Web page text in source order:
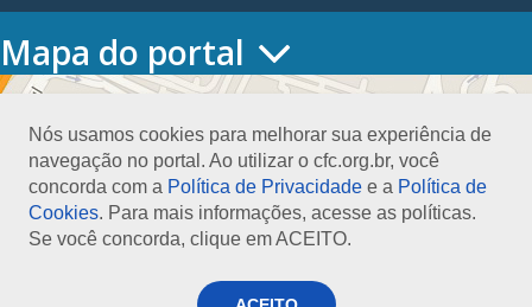
Nós usamos cookies para melhorar sua experiência de
navegação no portal. Ao utilizar o cfc.org.br, você
concorda com a Política de Privacidade e a Política de
Cookies. Para mais informações, acesse as políticas.
Se você concorda, clique em ACEITO.
Mapa do portal
HOME
Conselho Diretor
Nossa Sede
Planejamento
Organograma
Medalha João Lyra